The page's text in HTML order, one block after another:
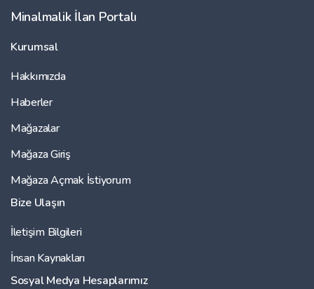
Minalmalik İlan Portalı
Kurumsal
Hakkımızda
Haberler
Mağazalar
Mağaza Giriş
Mağaza Açmak İstiyorum
Bize Ulaşın
İletişim Bilgileri
İnsan Kaynakları
Sosyal Medya Hesaplarımız